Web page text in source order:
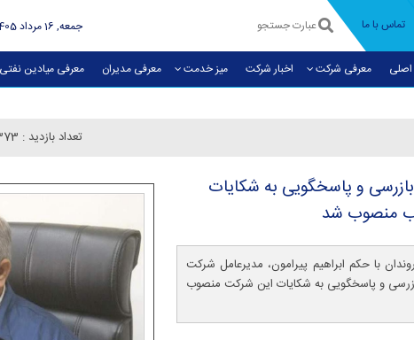
تماس با ما جمعه, 16 مرداد 1405
معرفی شرکت اخبار شرکت میز خدمت معرفی مديران معرفی میادین نفتی
تعداد بازدید :
و پاسخگویی به شكایات
منصوب شد
با حکم ابراهیم پیرامون، مدیرعامل شرکت
و پاسخگويی به شکايات این شرکت منصوب